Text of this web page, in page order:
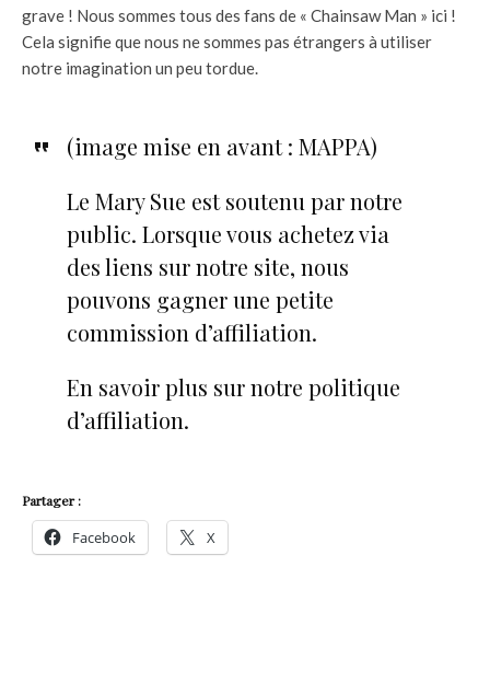
grave ! Nous sommes tous des fans de « Chainsaw Man » ici !
Cela signifie que nous ne sommes pas étrangers à utiliser
notre imagination un peu tordue.
(image mise en avant : MAPPA)
Le Mary Sue est soutenu par notre
public. Lorsque vous achetez via
des liens sur notre site, nous
pouvons gagner une petite
commission d’affiliation.
En savoir plus sur notre politique
d’affiliation.
Partager :
Facebook X